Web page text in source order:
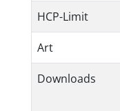
HCP-Limit
Art
Downloads